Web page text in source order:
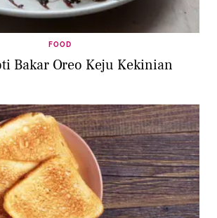
FOOD
Bakar Oreo Keju Kekinian